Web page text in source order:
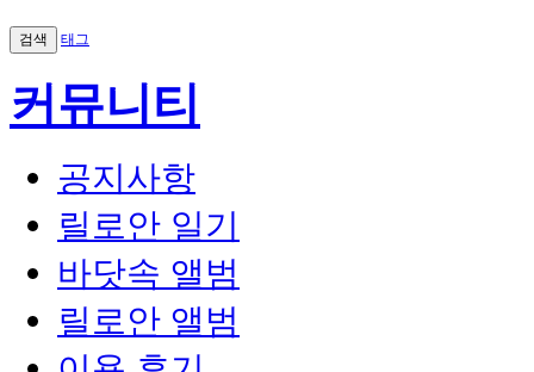
검색 태그
커뮤니티
공지사항
릴로안 일기
바닷속 앨범
릴로안 앨범